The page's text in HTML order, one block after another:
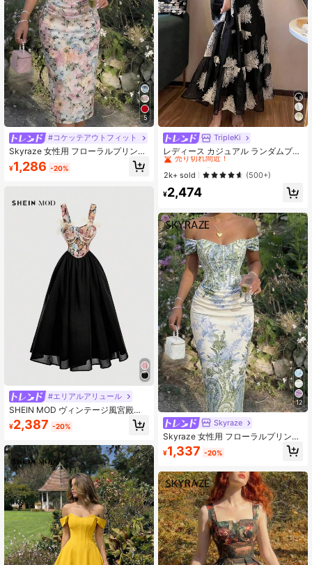
4.73 86K フォロワー
4.73 86K フォロワー
4.73 86K フォロワー
4.73 86K フォロワー
5
#コケッテアウトフィット
Skyraze 女性用 フローラルプリント
オフショルダー ラッシュフィットド
レス
¥1,286 -20%
#エリアルアリュール
SHEIN MOD ヴィンテージ風宮殿蝶
柄 ジャガードパッチワーク ブラック
スカート裾ドレス、蝶結び、高級パ
付き、デート、パーティ、お茶会、
誕生日の服装に適しています
¥2,387 -20%
TripleKi
レディース カジュアル ランダムプリ
ント ルーズ コールドショルダー 夏
用ワンピース バケーション向け エレ
ガント ブラック サンドレス
#3 ベストセラー
売り切れ間近！
#3 ベストセラー
売り切れ間近！
#3 ベストセラー
売り切れ間近！
#3 ベストセラー
売り切れ間近！
2k+ sold (500+)
¥2,474
12
Skyraze
Skyraze 女性用 フローラルプリント
オフショルダー ラッシュフィットド
レス
¥1,337 -20%